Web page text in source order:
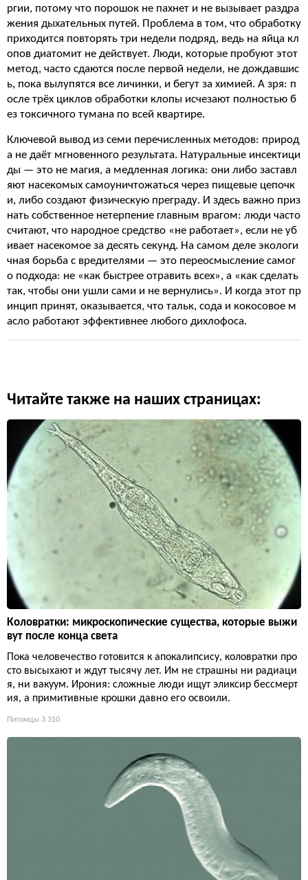
ргии, потому что порошок не пахнет и не вызывает раздра
жения дыхательных путей. Проблема в том, что обработку
приходится повторять три недели подряд, ведь на яйца кл
опов диатомит не действует. Люди, которые пробуют этот
метод, часто сдаются после первой недели, не дождавшис
ь, пока вылупятся все личинки, и бегут за химией. А зря: п
осле трёх циклов обработки клопы исчезают полностью б
ез токсичного тумана по всей квартире.
Ключевой вывод из семи перечисленных методов: природ
а не даёт мгновенного результата. Натуральные инсектици
ды — это не магия, а медленная логика: они либо заставл
яют насекомых самоуничтожаться через пищевые цепочк
и, либо создают физическую преграду. И здесь важно приз
нать собственное нетерпение главным врагом: люди часто
считают, что народное средство «не работает», если не уб
ивает насекомое за десять секунд. На самом деле экологи
чная борьба с вредителями — это переосмысление самог
о подхода: не «как быстрее отравить всех», а «как сделать
так, чтобы они ушли сами и не вернулись». И когда этот пр
инцип принят, оказывается, что тальк, сода и кокосовое м
асло работают эффективнее любого дихлофоса.
Читайте также на наших страницах:
Коловратки: микроскопические существа, которые выжи
вут после конца света
Пока человечество готовится к апокалипсису, коловратки про
сто высыхают и ждут тысячу лет. Им не страшны ни радиаци
я, ни вакуум. Ирония: сложные люди ищут эликсир бессмерт
ия, а примитивные крошки давно его освоили.
Питомцы 3 310